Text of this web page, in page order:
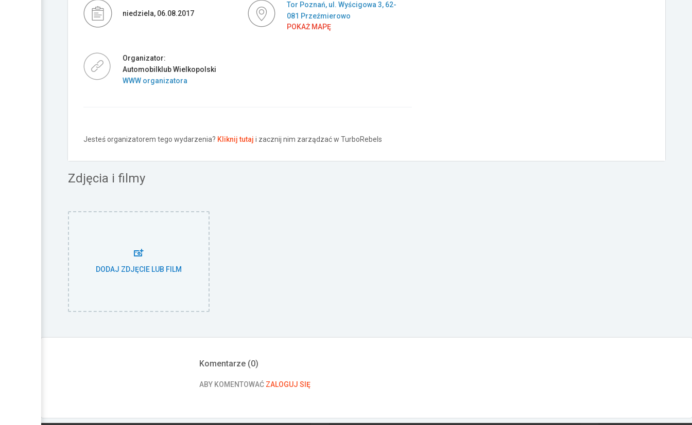
niedziela, 06.08.2017
Tor Poznań, ul. Wyścigowa 3, 62-
081 Przeźmierowo
POKAŻ MAPĘ
Organizator:
Automobilklub Wielkopolski
WWW organizatora
Jesteś organizatorem tego wydarzenia? Kliknij tutaj i zacznij nim zarządzać w TurboRebels
Zdjęcia i filmy
DODAJ ZDJĘCIE LUB FILM
Komentarze (0)
ABY KOMENTOWAĆ ZALOGUJ SIĘ